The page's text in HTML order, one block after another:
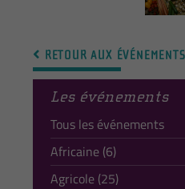
Les événements
Tous les événements
Africaine (6)
Agricole (25)
RETOUR AUX ÉVÉNEMENTS